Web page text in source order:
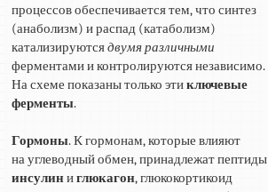
процессов обеспечивается тем, что синтез
(анаболизм) и распад (катаболизм)
катализируютсядвумя различными
ферментами и контролируются независимо.
На схеме показаны только этиключевые
ферменты.
Гормоны. К гормонам, которые влияют
на углеводный обмен, принадлежат пептиды
инсулиниглюкагон, глюкокортикоид